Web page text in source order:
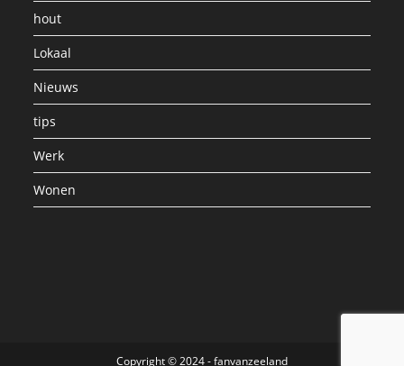
hout
Lokaal
Nieuws
tips
Werk
Wonen
Copyright © 2024 - fanvanzeeland